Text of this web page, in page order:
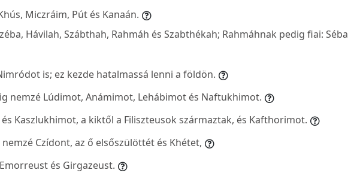
Miczráim, Pút és Kanaán.
Hávilah, Szábthah, Rahmáh és Szabthékah; Rahmáhnak pedig fiai: Séba
is; ez kezde hatalmassá lenni a földön.
nemzé Lúdimot, Anámimot, Lehábimot és Naftukhimot.
Kaszlukhimot, a kiktől a Filiszteusok származtak, és Kafthorimot.
Czídont, az ő elsőszülöttét és Khétet,
és Girgazeust.